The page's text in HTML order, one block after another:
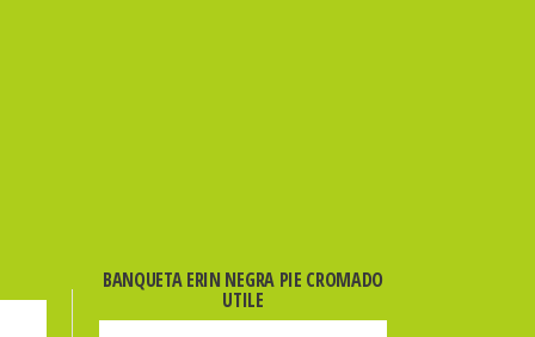
BANQUETA ERIN NEGRA PIE CROMADO
UTILE